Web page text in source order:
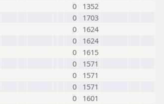
0
1352
0
1703
0
1624
0
1624
0
1615
0
1571
0
1571
0
1571
0
1601